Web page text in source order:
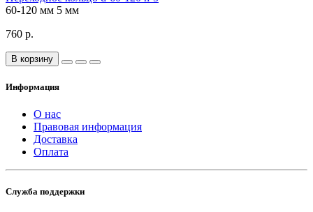
60-120 мм 5 мм
760 р.
В корзину
Информация
О нас
Правовая информация
Доставка
Оплата
Служба поддержки